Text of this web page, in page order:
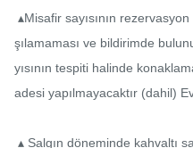
şılamaması ve bildirimde
yısının tespiti halinde
adesi yapılmayacaktır (dahil)